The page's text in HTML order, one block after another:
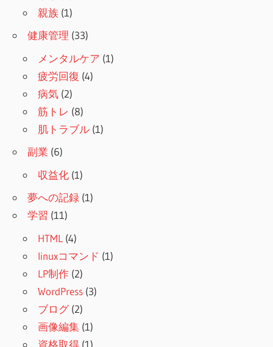
親族 (1)
健康管理 (33)
メンタルケア (1)
疲労回復 (4)
病気 (2)
筋トレ (8)
肌トラブル (1)
副業 (6)
収益化 (1)
夢への記録 (1)
学習 (11)
HTML (4)
linuxコマンド (1)
LP制作 (2)
WordPress (3)
ブログ(2)
画像編集 (1)
資格取得 (1)